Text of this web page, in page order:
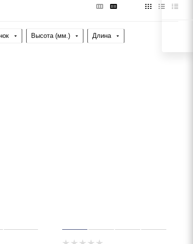
Высота (мм.) Длина